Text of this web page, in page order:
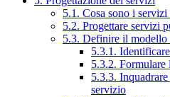
5.1. Cosa sono i
5.2. Progettare servizi
5.3. Definire il modello
5.3.1.
5.3.2. Formulare
5.3.3.
servizio